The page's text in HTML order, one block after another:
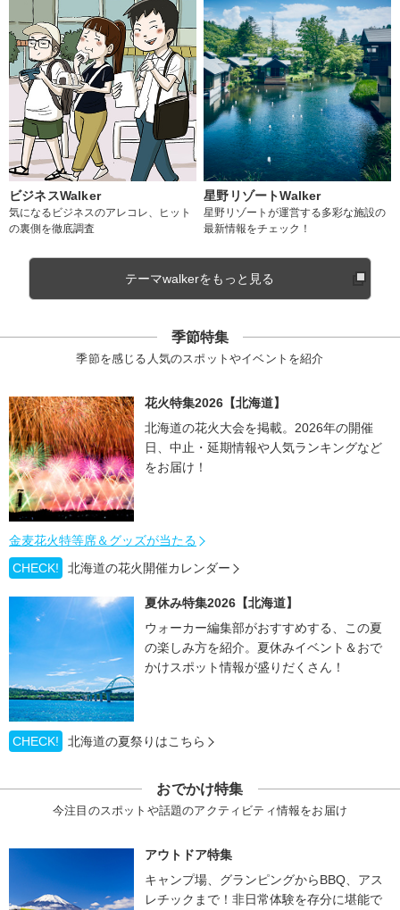
ビジネスWalker
気になるビジネスのアレコレ、ヒット
の裏側を徹底調査
星野リゾートWalker
星野リゾートが運営する多彩な施設の
最新情報をチェック！
テーマwalkerをもっと見る
季節特集
季節を感じる人気のスポットやイベントを紹介
花火特集2026【北海道】
北海道の花火大会を掲載。2026年の開催
日、中止・延期情報や人気ランキングなど
をお届け！
金麦花火特等席＆グッズが当たる
CHECK!
北海道の花火開催カレンダー
夏休み特集2026【北海道】
ウォーカー編集部がおすすめする、この夏
の楽しみ方を紹介。夏休みイベント＆おで
かけスポット情報が盛りだくさん！
CHECK! 北海道の夏祭りはこちら
おでかけ特集
今注目のスポットや話題のアクティビティ情報をお届け
アウトドア特集
キャンプ場、グランピングからBBQ、アス
レチックまで！非日常体験を存分に堪能で